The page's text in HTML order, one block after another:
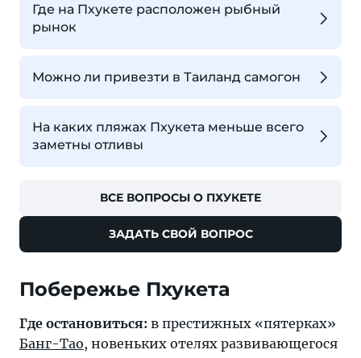
Где на Пхукете расположен рыбный
рынок
Можно ли привезти в Таиланд самогон
На каких пляжах Пхукета меньше всего
заметны отливы
ВСЕ ВОПРОСЫ О ПХУКЕТЕ
ЗАДАТЬ СВОЙ ВОПРОС
Где остановиться: в престижных «пятерках»
Банг-Тао, новеньких отелях развивающегося